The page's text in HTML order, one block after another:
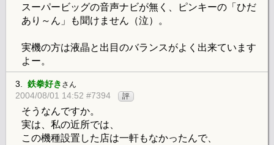
スーパービッグの音声ナビが無く、ピンキーの「ひだ
あり～ん」も聞けません（泣）。
実機の方は液晶と出目のバランスがよく出来ています
よー。
3. 鉄拳好き さん
2004/08/01 14:52 #7394 評
そうなんですか。
実は、私の近所では、
この機種設置した店は一軒もなかったんで、